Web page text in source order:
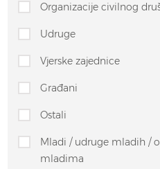
Organizacije civilnog
Udruge
Vjerske zajednice
Građani
Ostali
Mladi / udruge mladih /
mladima